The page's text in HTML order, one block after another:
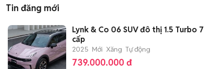
Tin đăng mới
Lynk & Co 06 SUV đô thị 1.5 Turbo 7
cấp
2025 Mới Xăng Tự động
739.000.000 đ